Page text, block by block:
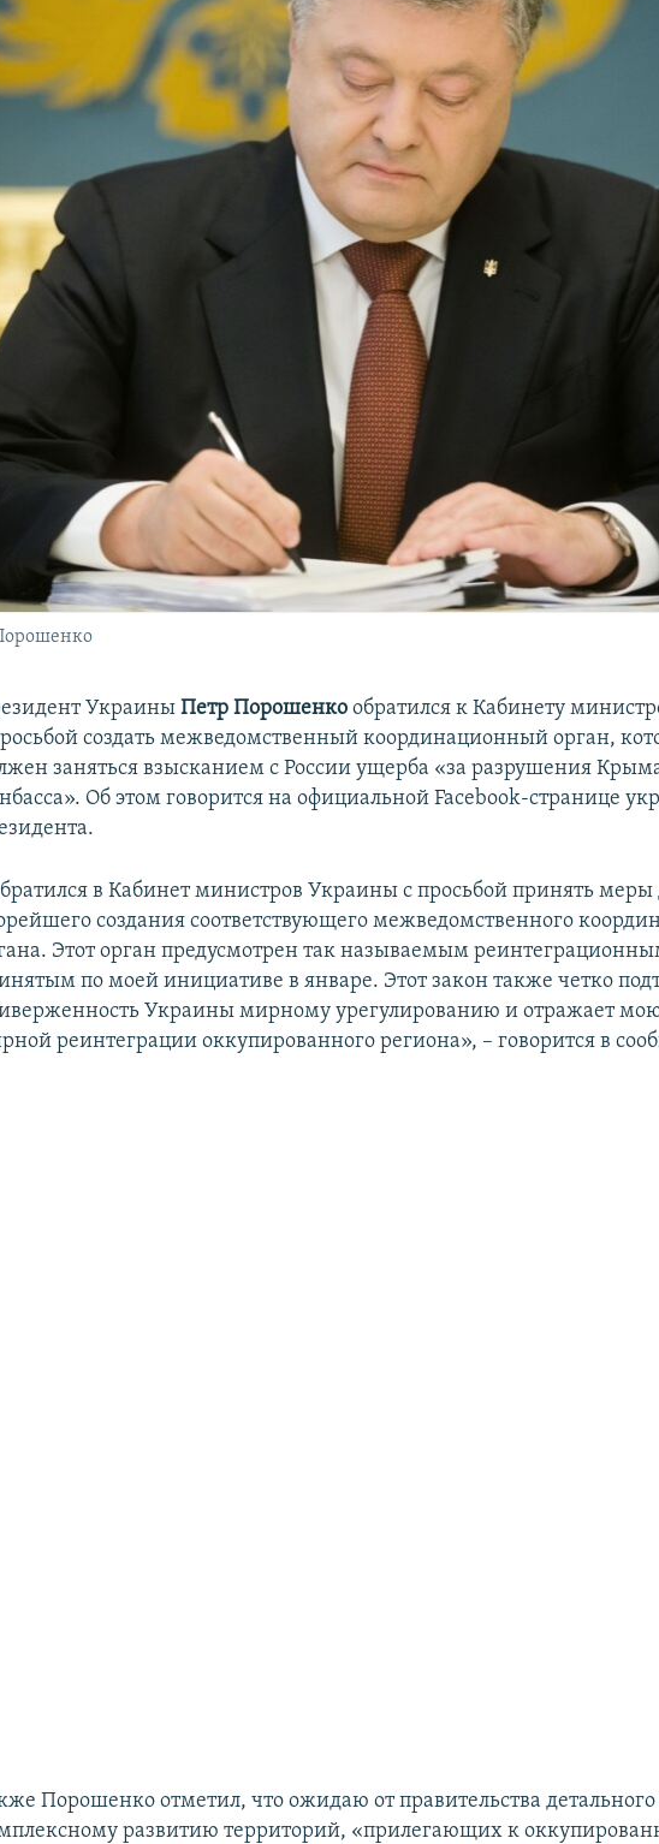
УкраиныПетр Порошенко обратился к Кабинету
создать межведомственный координационный орган,
заняться взысканием с России ущерба «за разрушения
Об этом говорится на официальной Facebook-странице
в Кабинет министров Украины с просьбой принять меры
создания соответствующего межведомственного
Этот орган предусмотрен так называемым
по моей инициативе в январе. Этот закон также четко
Украины мирному урегулированию и отражает
реинтеграции оккупированного региона», – говорится в
Порошенко отметил, что ожидаю от правительства
развитию территорий, «прилегающих к